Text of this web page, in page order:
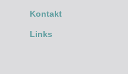
Kontakt
Links